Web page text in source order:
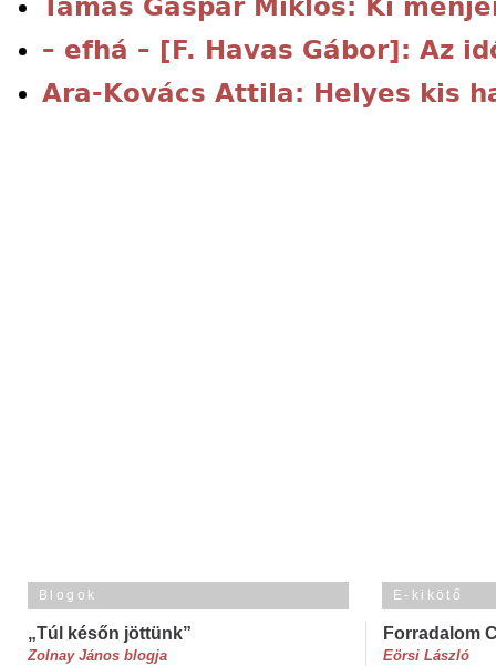
– efhá – [F. Havas Gábor]: Az
Ara-Kovács Attila: Helyes kis
Blogok
„Túl későn jöttünk”
Zolnay János blogja
E-kikötő
Forradalom
Eörsi László